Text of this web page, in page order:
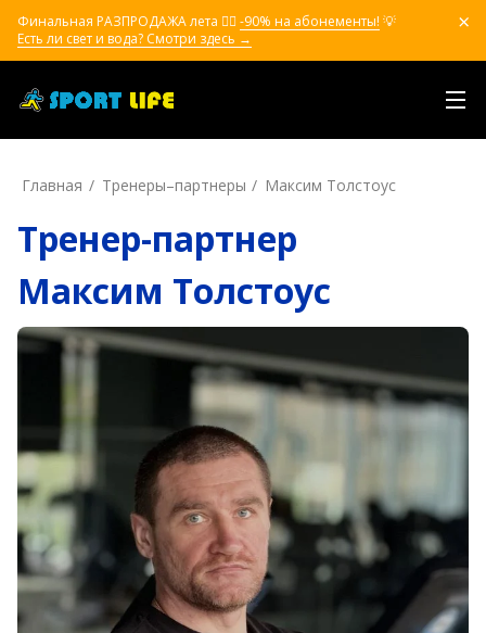
Финальная РАЗПРОДАЖА лета ❤️‍🔥 -90% на абонементы! 💡
Есть ли свет и вода? Смотри здесь →
Главная Тренеры–пapтнepы Максим Толстоус
Тренер-партнер
Максим Толстоус